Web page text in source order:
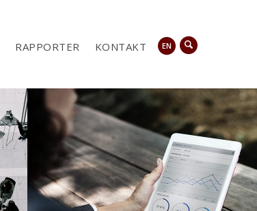
RAPPORTER KONTAKT EN